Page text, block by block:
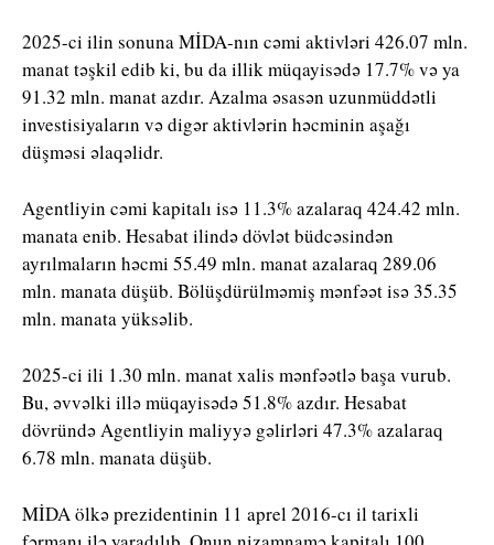
2025-ci ilin sonuna MİDA-nın cəmi aktivləri 426.07 mln.
manat təşkil edib ki, bu da illik müqayisədə 17.7% və ya
91.32 mln. manat azdır. Azalma əsasən uzunmüddətli
investisiyaların və digər aktivlərin həcminin aşağı
düşməsi əlaqəlidr.
Agentliyin cəmi kapitalı isə 11.3% azalaraq 424.42 mln.
manata enib. Hesabat ilində dövlət büdcəsindən
ayrılmaların həcmi 55.49 mln. manat azalaraq 289.06
mln. manata düşüb. Bölüşdürülməmiş mənfəət isə 35.35
mln. manata yüksəlib.
2025-ci ili 1.30 mln. manat xalis mənfəətlə başa vurub.
Bu, əvvəlki illə müqayisədə 51.8% azdır. Hesabat
dövründə Agentliyin maliyyə gəlirləri 47.3% azalaraq
6.78 mln. manata düşüb.
MİDA ölkə prezidentinin 11 aprel 2016-cı il tarixli